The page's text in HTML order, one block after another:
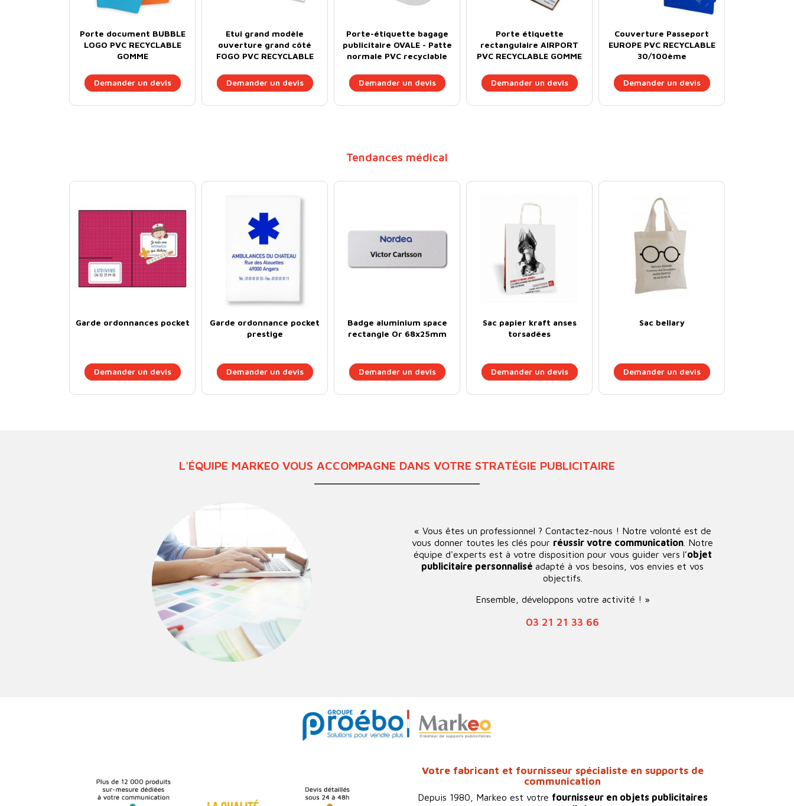
Porte document BUBBLE
LOGO PVC RECYCLABLE
GOMME
Demander un devis
Etui grand modèle
ouverture grand côté
FOGO PVC RECYCLABLE
Demander un devis
Porte-étiquette bagage
publicitaire OVALE - Patte
normale PVC recyclable
Demander un devis
Porte étiquette
rectangulaire AIRPORT
PVC RECYCLABLE GOMME
Demander un devis
Couverture Passeport
EUROPE PVC RECYCLABLE
30/100ème
Demander un devis
Tendances médical
Garde ordonnances pocket
Demander un devis
Garde ordonnance pocket
prestige
Demander un devis
Badge aluminium space
rectangle Or 68x25mm
Demander un devis
Sac papier kraft anses
torsadées
Demander un devis
Sac bellary
Demander un devis
L'ÉQUIPE MARKEO VOUS ACCOMPAGNE DANS VOTRE STRATÉGIE PUBLICITAIRE
« Vous êtes un professionnel ? Contactez-nous ! Notre volonté est de
vous donner toutes les clés pour réussir votre communication . Notre
équipe d'experts est à votre disposition pour vous guider vers l’objet
publicitaire personnalisé adapté à vos besoins, vos envies et vos
objectifs.
Ensemble, développons votre activité ! »
03 21 21 33 66
Votre fabricant et fournisseur spécialiste en supports de
communication
Depuis 1980, Markeo est votre fournisseur en objets publicitaires